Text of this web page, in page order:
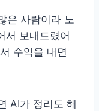
은 사람이라 노
서 보내드렸어
수익을 내면
AI가 정리도 해